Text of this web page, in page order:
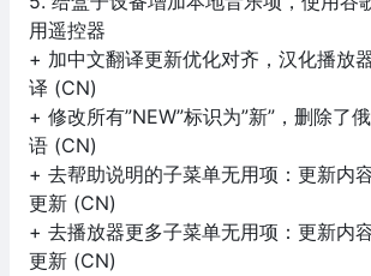
用遥控器
+ 加中文翻译更新优化对齐，汉化播放
译 (CN)
+ 修改所有”NEW”标识为”新”，删除了
语 (CN)
+ 去帮助说明的子菜单无用项：更新内
更新 (CN)
+ 去播放器更多子菜单无用项：更新内
更新 (CN)